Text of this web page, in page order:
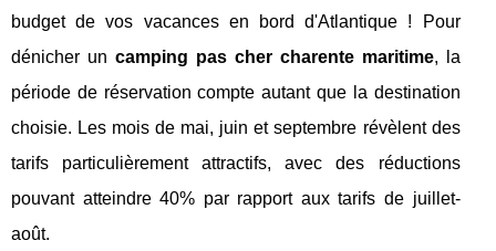
budget de vos vacances en bord d'Atlantique ! Pour
dénicher un camping pas cher charente maritime, la
période de réservation compte autant que la destination
choisie. Les mois de mai, juin et septembre révèlent des
tarifs particulièrement attractifs, avec des réductions
pouvant atteindre 40% par rapport aux tarifs de juillet-
août.